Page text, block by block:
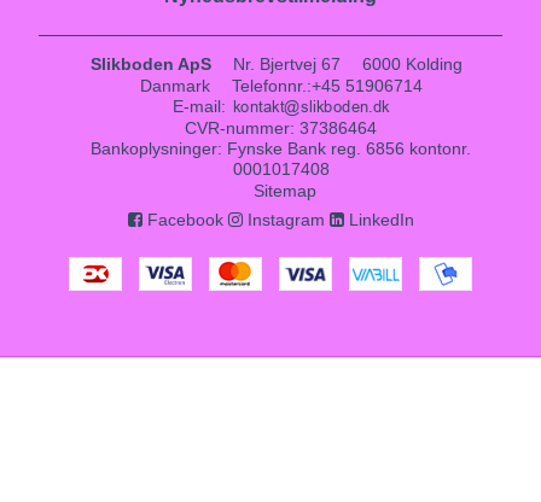
Slikboden ApS Nr. Bjertvej 67
6000 Kolding
Danmark
Telefonnr. :+45 51906714
E-mail:
CVR-nummer: 37386464
Bankoplysninger: Fynske Bank reg. 6856 kontonr.
0001017408
Sitemap
Facebook
Instagram LinkedIn